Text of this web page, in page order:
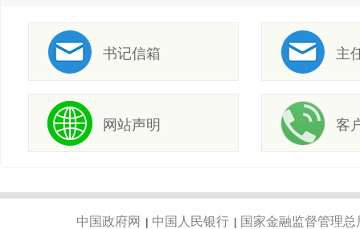
书记信箱 主
网站声明 客
中国政府网 | 中国人民银行 | 国家金融监督管理总